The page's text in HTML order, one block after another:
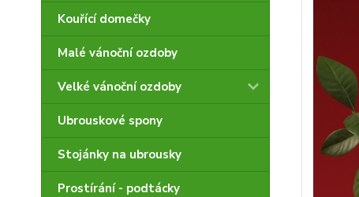
Kouřící domečky
Malé vánoční ozdoby
Velké vánoční ozdoby
Ubrouskové spony
Stojánky na ubrousky
Prostírání - podtácky